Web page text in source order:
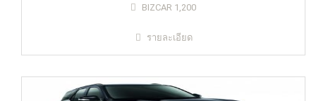
BIZCAR 1,200
รายละเอียด